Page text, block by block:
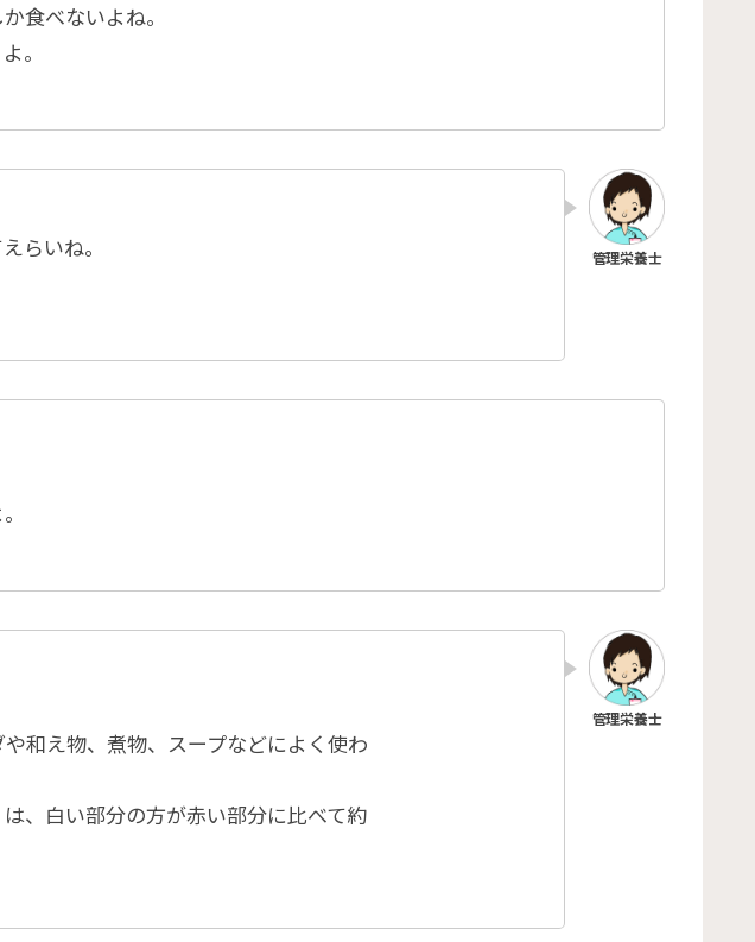
食べないよね。
。
らいね。
和え物、煮物、スープなどによく使わ
、白い部分の方が赤い部分に比べて約